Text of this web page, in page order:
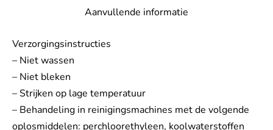
Aanvullende informatie
Verzorgingsinstructies
– Niet wassen
– Niet bleken
– Strijken op lage temperatuur
– Behandeling in reinigingsmachines met de volgende
oplosmiddelen: perchloorethyleen, koolwaterstoffen